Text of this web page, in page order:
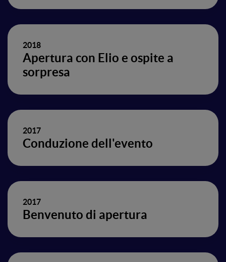
2018
Apertura con Elio e ospite a
sorpresa
2017
Conduzione dell'evento
2017
Benvenuto di apertura